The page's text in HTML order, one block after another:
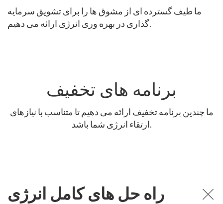
ما طیف گسترده ای از مشوق ها را برای تشویق سرمایه
گذاری در بهره وری انرژی ارائه می دهیم.
برنامه های تخفیف
ما چندین برنامه تخفیف ارائه می دهیم تا متناسب با نیازهای
ارتقاء انرژی شما باشد.
راه حل های کامل انرژی